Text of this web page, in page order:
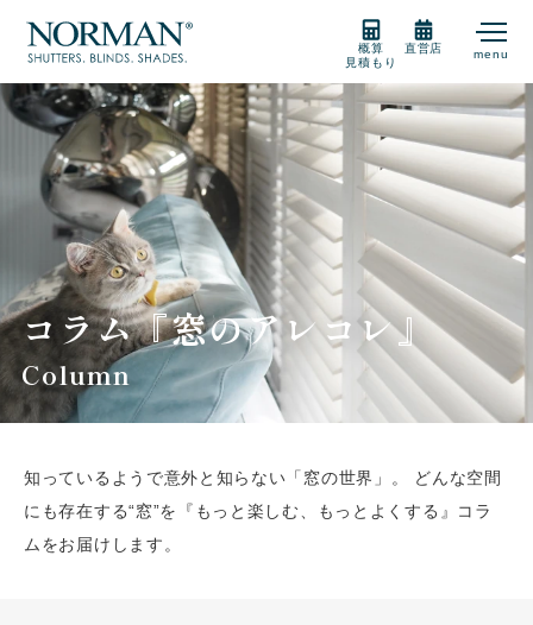
概算
見積もり
直営店 menu
コラム『窓のアレコレ』
Column
知っているようで意外と知らない「窓の世界」。
どんな空間
にも存在する“窓”を『もっと楽しむ、もっとよくする』コラ
ムをお届けします。
製品紹介
製品の選び方
購入をご検討の方
販売店
サポート